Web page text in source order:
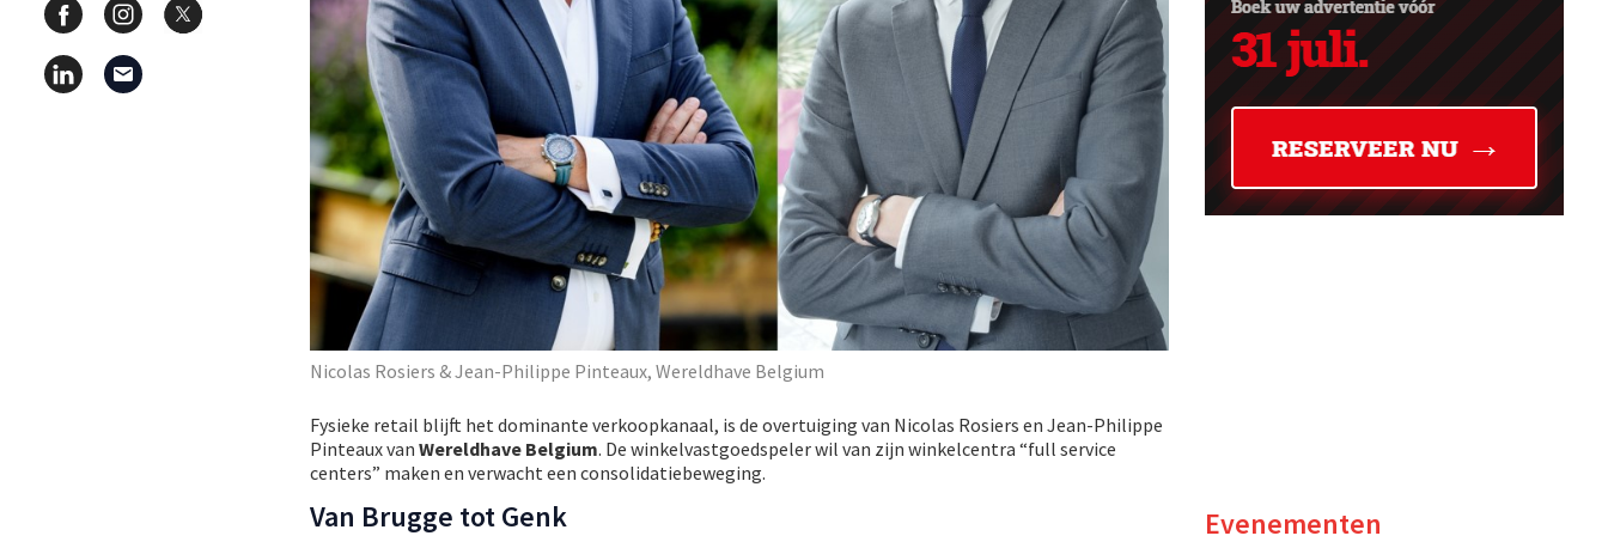
Nicolas Rosiers & Jean-Philippe Pinteaux, Wereldhave Belgium
Fysieke retail blijft het dominante verkoopkanaal, is de overtuiging van Nicolas Rosiers en Jean-Philippe
Pinteaux van Wereldhave Belgium. De winkelvastgoedspeler wil van zijn winkelcentra “full service
centers” maken en verwacht een consolidatiebeweging.
Van Brugge tot Genk Evenementen